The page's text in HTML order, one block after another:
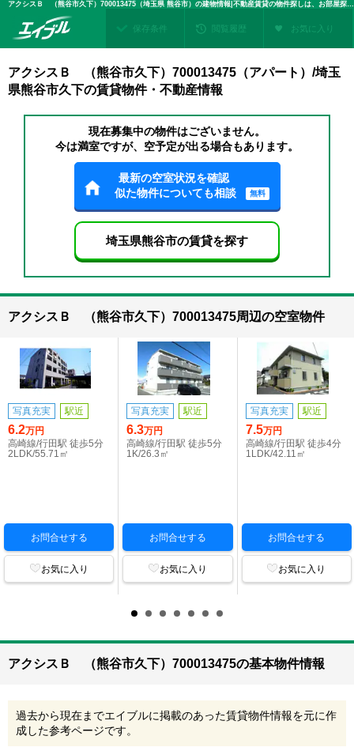
アクシスＢ （熊谷市久下）700013475（埼玉県 熊谷市）の建物情報|不動産賃貸の物件探しは、お部屋探しのエイブル
保存条件 閲覧履歴 お気に入り
アクシスＢ （熊谷市久下）700013475（アパート）/埼玉
県熊谷市久下の賃貸物件・不動産情報
現在募集中の物件はございません。
今は満室ですが、空予定が出る場合もあります。
最新の空室状況を確認
似た物件についても相談
無料
埼玉県熊谷市の賃貸を探す
アクシスＢ （熊谷市久下）700013475周辺の空室物件
写真充実 駅近
6.2万円
高崎線/行田駅 徒歩5分
2LDK/55.71㎡
お問合せする
お気に入り
写真充実 駅近
6.3万円
高崎線/行田駅 徒歩5分
1K/26.3㎡
お問合せする
お気に入り
写真充実 駅近
7.5万円
高崎線/行田駅 徒歩4分
1LDK/42.11㎡
お問合せする
お気に入り
アクシスＢ （熊谷市久下）700013475の基本物件情報
過去から現在までエイブルに掲載のあった賃貸物件情報を元に作
成した参考ページです。